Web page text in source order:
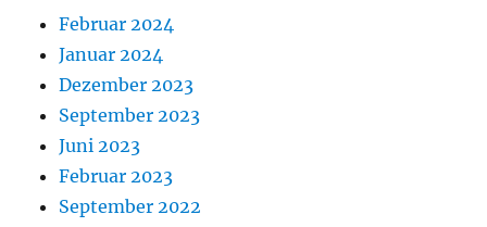
Februar 2024
Januar 2024
Dezember 2023
September 2023
Juni 2023
Februar 2023
September 2022